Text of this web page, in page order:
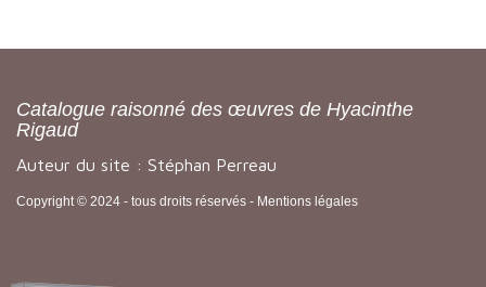
Catalogue raisonné des œuvres de Hyacinthe
Rigaud
Auteur du site : Stéphan Perreau
Copyright © 2024 - tous droits réservés - Mentions légales